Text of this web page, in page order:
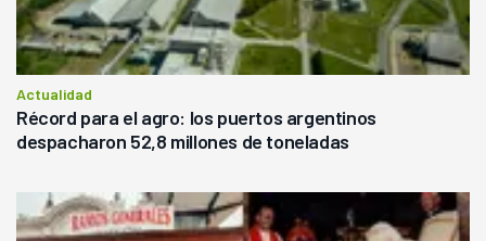
Actualidad
Récord para el agro: los puertos argentinos
despacharon 52,8 millones de toneladas